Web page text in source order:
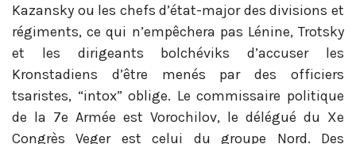
Kazansky ou les chefs d’état-major des divisions et
régiments, ce qui n’empêchera pas Lénine, Trotsky
et les dirigeants bolchéviks d’accuser les
Kronstadiens d’être menés par des officiers
tsaristes, “intox” oblige. Le commissaire politique
de la 7e Armée est Vorochilov, le délégué du Xe
Congrès Veger est celui du groupe Nord. Des